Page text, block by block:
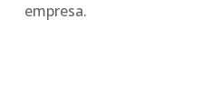
empresa.